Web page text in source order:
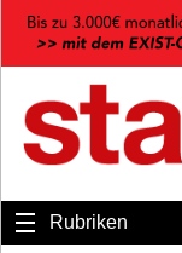
Rubriken